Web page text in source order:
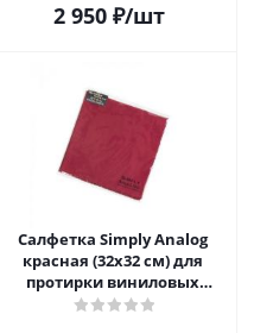
2 950₽/шт
Салфетка Simply Analog
красная (32х32 см) для
протирки виниловых
пластинок из микрофибры